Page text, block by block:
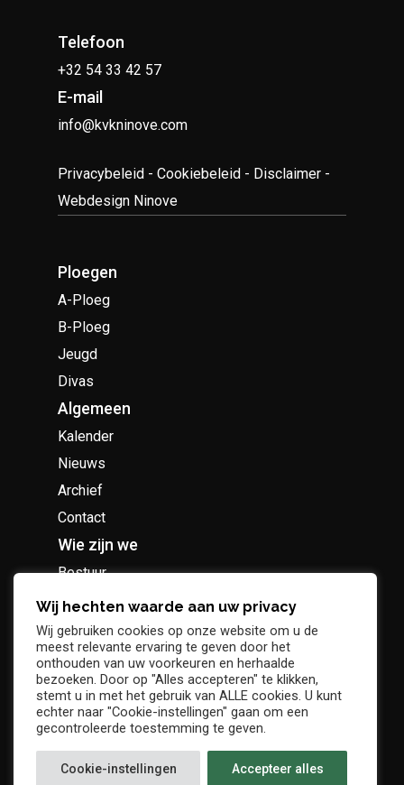
Telefoon
+32 54 33 42 57
E-mail
info@kvkninove.com
Privacybeleid -Cookiebeleid - Disclaimer -
Webdesign Ninove
Ploegen
A-Ploeg
B-Ploeg
Jeugd
Divas
Algemeen
Kalender
Nieuws
Archief
Contact
Wie zijn we
Bestuur
Geschiedenis
Supportersclub
Socio Business Club
Wij hechten waarde aan uw privacy
Wij gebruiken cookies op onze website om u de
meest relevante ervaring te geven door het
onthouden van uw voorkeuren en herhaalde
bezoeken. Door op "Alles accepteren" te klikken,
stemt u in met het gebruik van ALLE cookies. U kunt
echter naar "Cookie-instellingen" gaan om een
gecontroleerde toestemming te geven.
Cookie-instellingen Accepteer alles